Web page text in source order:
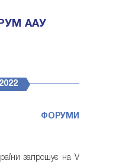
ААУ
ФОРУМИ
запрошує на V